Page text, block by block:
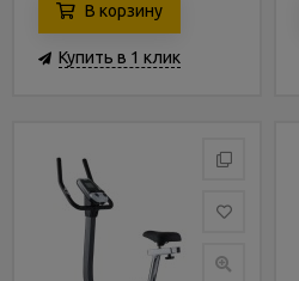
В корзину
Купить в 1 клик